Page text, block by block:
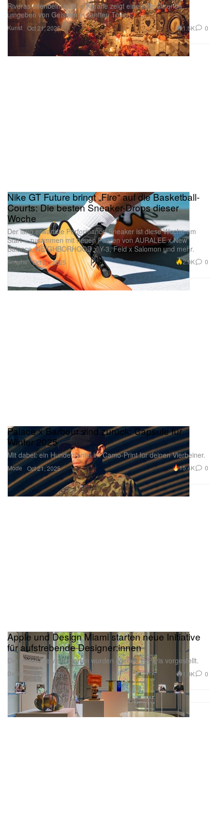
Kunst
Riveras elfenbeinfarbene Karaffe zeigt eine stille Ofrenda,
umgeben von Geistern in sanften Tönen.
Oct 21, 2025 1.5K 0
Schuhe
Nike GT Future bringt „Fire“ auf die Basketball-
Courts: Die besten Sneaker-Drops dieser
Woche
Der lang erwartete Performance-Sneaker ist diese Woche am
Start – zusammen mit neuen Paaren von AURALEE x New
Balance, NEIGHBORHOOD x Y-3, Feid x Salomon und mehr.
Oct 21, 2025 2.9K 0
Mode
Palace x Barbour sind zurück: Capsule für
Winter 2025
Mit dabei: ein Hundemantel im Camo-Print für deinen Vierbeiner.
Oct 21, 2025 15.4K 0
Design
Apple und Design Miami starten neue Initiative
für aufstrebende Designer:innen
Die ersten Gewinner:innen wurden soeben in Paris vorgestellt.
Oct 21, 2025 1.9K 0